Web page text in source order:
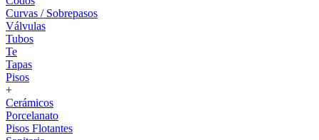
Curvas / Sobrepasos
Válvulas
Tubos
Te
Tapas
Pisos
+
Cerámicos
Porcelanato
Pisos Flotantes